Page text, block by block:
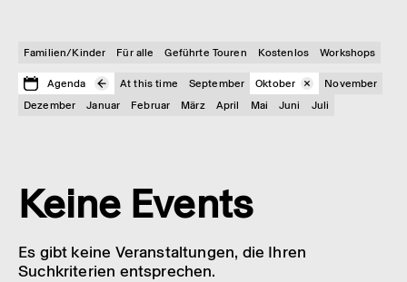
Familien/Kinder Für alle Geführte Touren Kostenlos Workshops
Agenda At this time September Oktober
November
Dezember
Januar Februar März April Mai Juni Juli
Keine Events
Es gibt keine Veranstaltungen, die Ihren
Suchkriterien entsprechen.